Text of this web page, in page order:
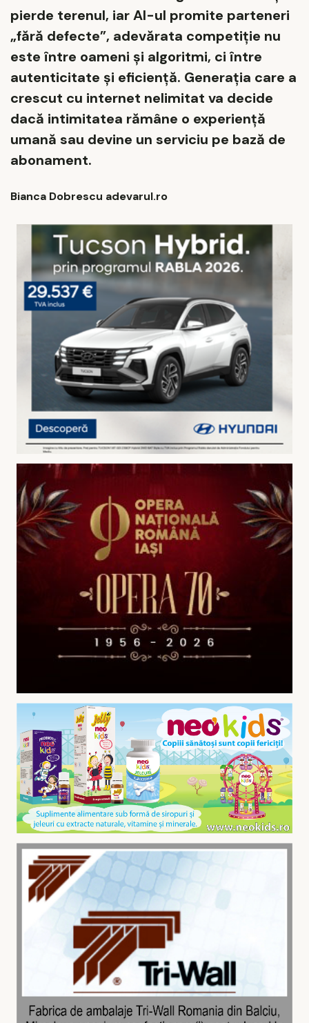
pierde terenul, iar AI-ul promite parteneri
„fără defecte”, adevărata competiție nu
este între oameni și algoritmi, ci între
autenticitate și eficiență. Generația care a
crescut cu internet nelimitat va decide
dacă intimitatea rămâne o experiență
umană sau devine un serviciu pe bază de
abonament.
Bianca Dobrescu adevarul.ro